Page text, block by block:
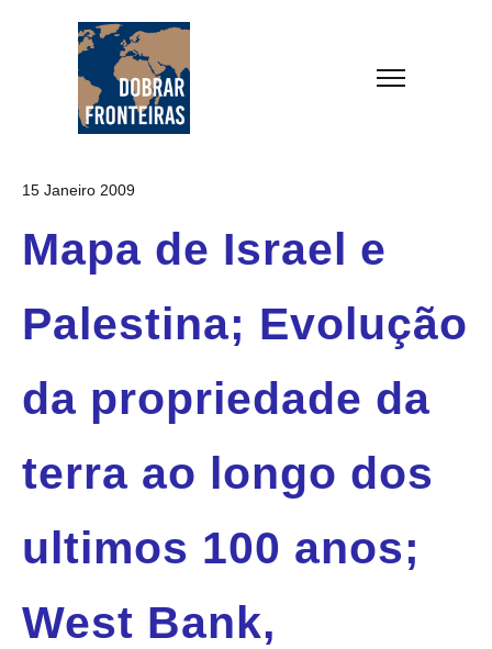
15 Janeiro 2009
Mapa de Israel e
Palestina; Evolução
da propriedade da
terra ao longo dos
ultimos 100 anos;
West Bank,